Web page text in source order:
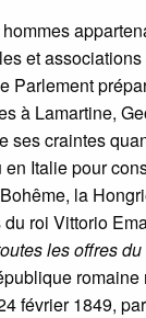
et
Parlement
à Lamartine,
ses craintes
Italie pour
la
roi Vittorio
les offres
février 1849,